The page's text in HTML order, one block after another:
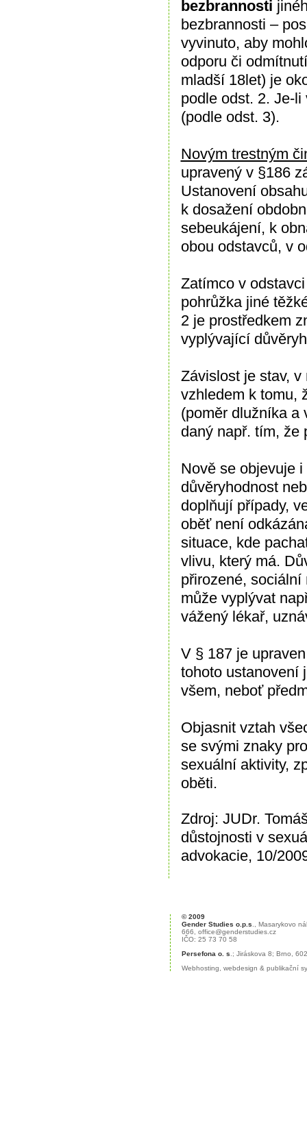
bezbrannosti
bezbrannosti –
vyvinuto, aby
odporu či
mladší 18let) je
podle odst. 2. Je-
(podle odst. 3).
Novým trestným
upravený v §186
Ustanovení
k dosažení
sebeukájení, k
obou odstavců, v
Zatímco v
pohrůžka jiné
2 je prostředkem
vyplývající
Závislost je stav,
vzhledem k tomu,
(poměr dlužníka a
daný např. tím, že
Nově se objevuje
důvěryhodnost
doplňují případy,
oběť není
situace, kde
vlivu, který má.
přirozené, sociální
může vyplývat
vážený lékař,
V § 187 je
tohoto ustanovení
všem, neboť
Objasnit vztah
se svými znaky
sexuální aktivity,
oběti.
Zdroj: JUDr.
důstojnosti v
advokacie, 10/
© 2009
Gender Studies o.p.s ., Masarykovo
666, office@genderstudies.cz
IČO: 25 73 70 58
Persefona o. s .; Jiráskova 8; Brno,
Webhosting
webdesign & publikační